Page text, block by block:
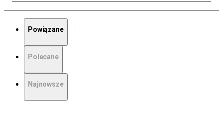
Powiązane
Polecane
Najnowsze